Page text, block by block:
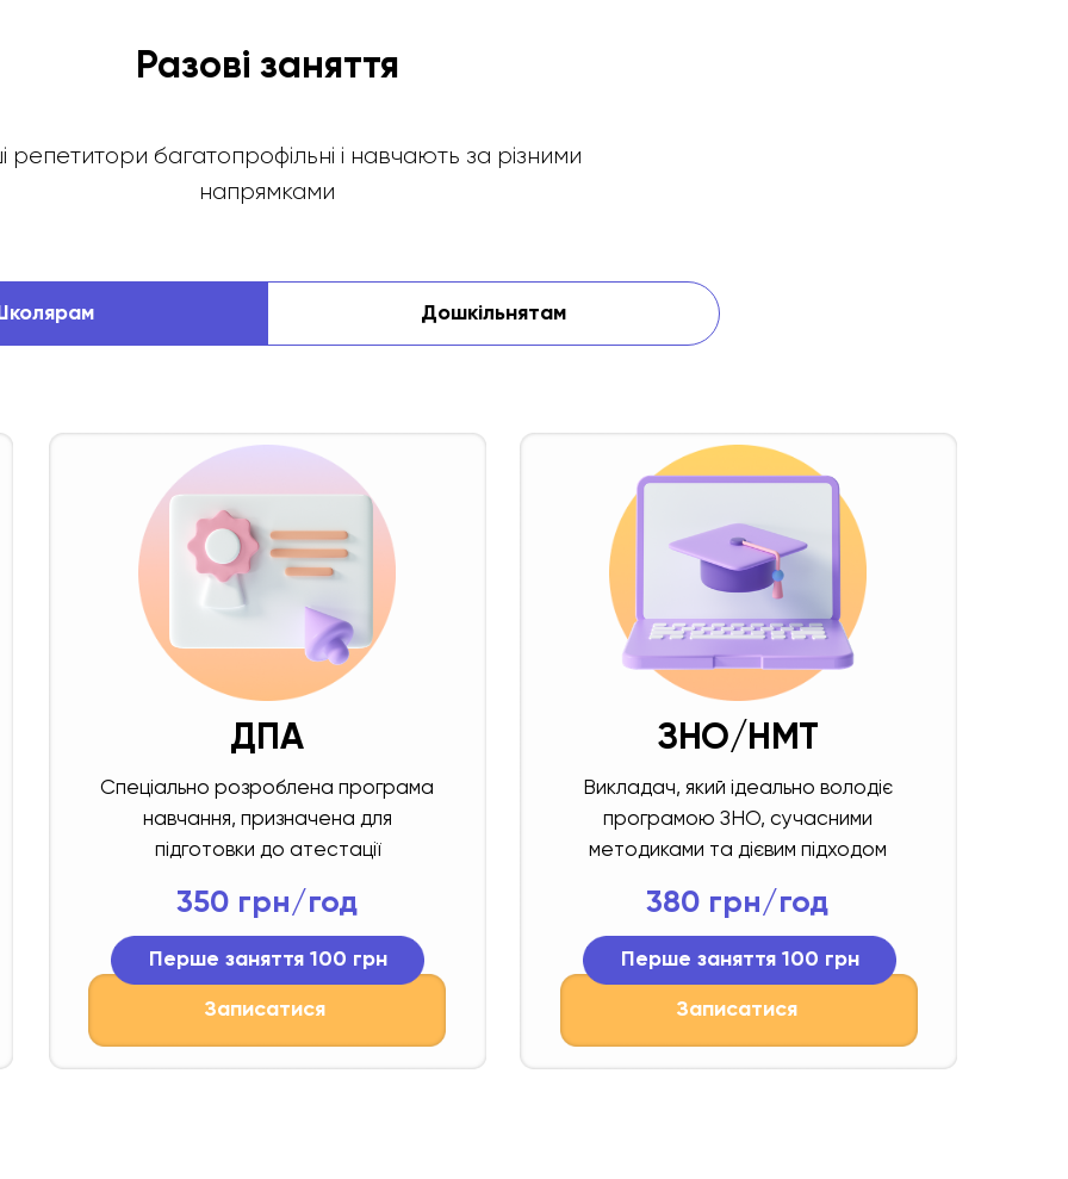
Разові заняття
репетитори багатопрофільні і навчають за різними
напрямками
Дошкільнятам
ДПА ЗНО/НМТ
Записатися Записатися
Спеціально розроблена програма
навчання, призначена для
підготовки до атестації
Викладач, який ідеально володіє
програмою ЗНО, сучасними
методиками та дієвим підходом
350 грн/год 380 грн/год
Перше заняття 100 грн Перше заняття 100 грн